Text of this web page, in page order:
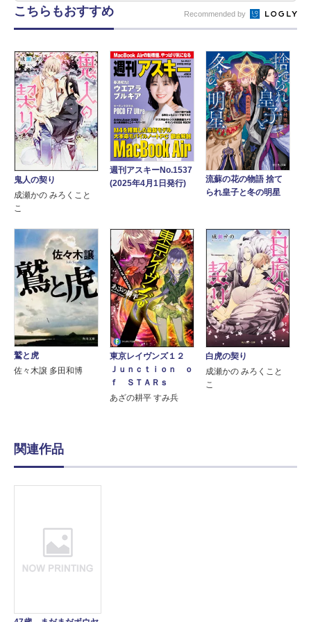
こちらもおすすめ Recommended by
鬼人の契り
成瀬かの みろくこと
こ
週刊アスキーNo.1537
(2025年4月1日発行)
流蘇の花の物語 捨て
られ皇子と冬の明星
鷲と虎
佐々木譲 多田和博
東京レイヴンズ１２
Ｊｕｎｃｔｉｏｎ ｏ
ｆ ＳＴＡＲｓ
あざの耕平 すみ兵
白虎の契り
成瀬かの みろくこと
こ
関連作品